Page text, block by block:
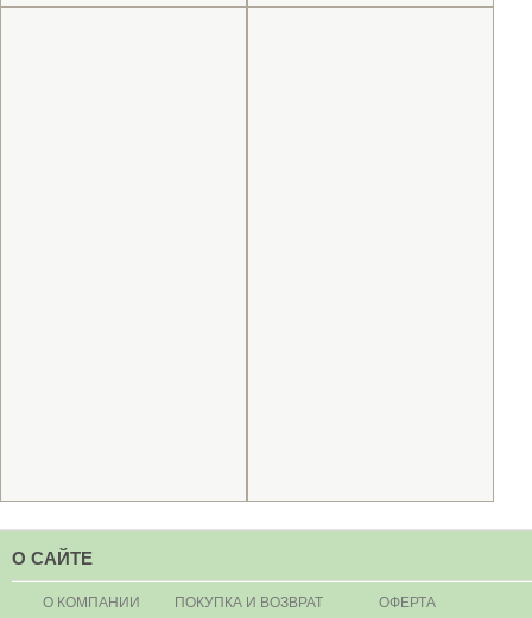
О САЙТЕ
О КОМПАНИИ ПОКУПКА И ВОЗВРАТ ОФЕРТА